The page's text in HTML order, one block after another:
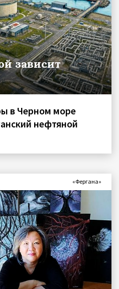
зависит
в Черном море
нефтяной
«Фергана»